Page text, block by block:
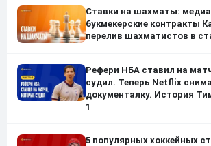
Ставки на шахматы:
букмекерские контракты
перелив шахматистов в
Рефери НБА ставил на
судил. Теперь Netflix
документалку. История
1
5 популярных хоккейных